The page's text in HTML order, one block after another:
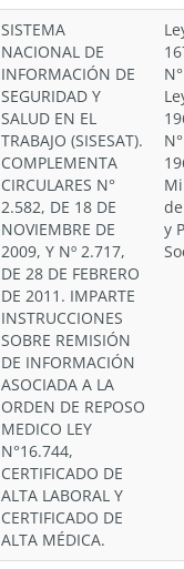
SISTEMA
NACIONAL DE
INFORMACIÓN DE
SEGURIDAD Y
SALUD EN EL
TRABAJO (SISESAT).
COMPLEMENTA
CIRCULARES N°
2.582, DE 18 DE
NOVIEMBRE DE
2009, Y Nº 2.717,
DE 28 DE FEBRERO
DE 2011. IMPARTE
INSTRUCCIONES
SOBRE REMISIÓN
DE INFORMACIÓN
ASOCIADA A LA
ORDEN DE REPOSO
MEDICO LEY
N°16.744,
CERTIFICADO DE
ALTA LABORAL Y
CERTIFICADO DE
ALTA MÉDICA.
y